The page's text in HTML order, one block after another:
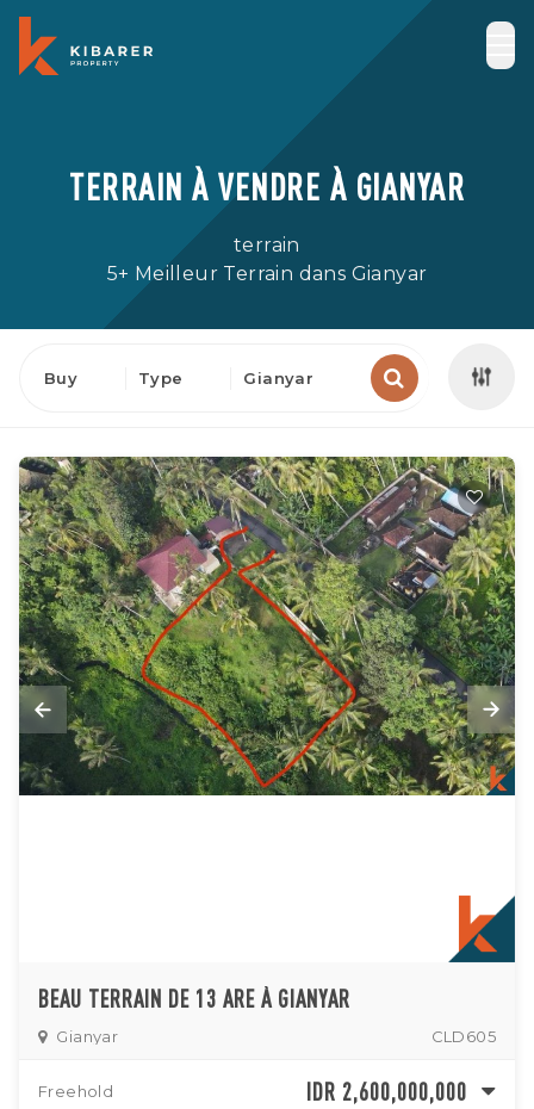
TERRAIN À VENDRE À GIANYAR
terrain
5+ Meilleur Terrain dans Gianyar
Buy Type Gianyar
BEAU TERRAIN DE 13 ARE À GIANYAR
Gianyar CLD605
Freehold IDR 2,600,000,000